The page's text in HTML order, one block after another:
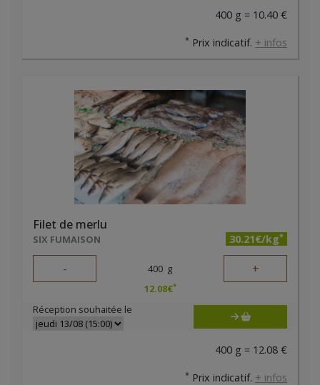
400 g = 10.40 €
* Prix indicatif. + infos
Filet de merlu
SIX FUMAISON 30.21€/kg*
- 400 g +
12.08€*
Réception souhaitée le
400 g = 12.08 €
* Prix indicatif. + infos